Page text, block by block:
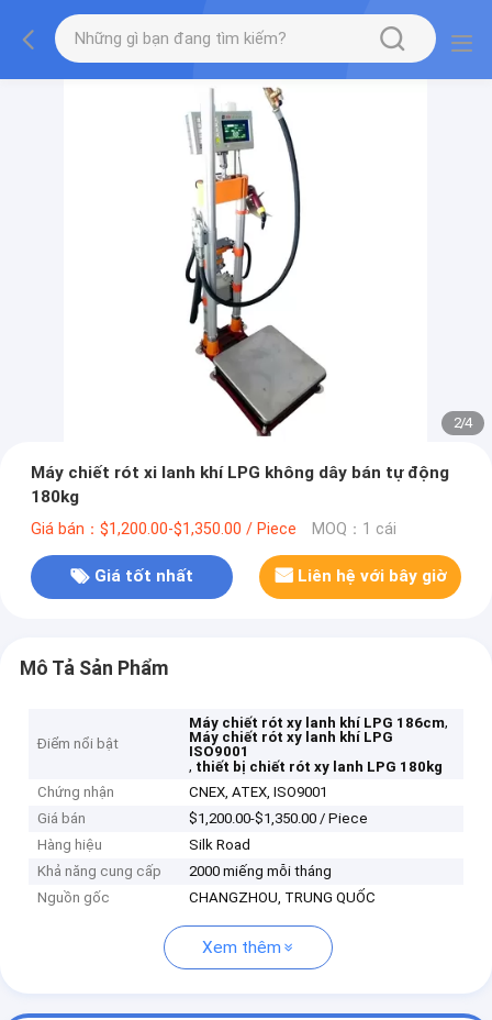
2/4
Máy chiết rót xi lanh khí LPG không dây bán tự động
180kg
Giá bán：$1,200.00-$1,350.00 / Piece MOQ：1 cái
Giá tốt nhất Liên hệ với bây giờ
Mô Tả Sản Phẩm
Điểm nổi bật
Máy chiết rót xy lanh khí LPG 186cm,
Máy chiết rót xy lanh khí LPG
ISO9001
, thiết bị chiết rót xy lanh LPG 180kg
Chứng nhận
CNEX, ATEX, ISO9001
Giá bán
$1,200.00-$1,350.00 / Piece
Hàng hiệu
Silk Road
Khả năng cung cấp
2000 miếng mỗi tháng
Nguồn gốc
CHANGZHOU, TRUNG QUỐC
Xem thêm